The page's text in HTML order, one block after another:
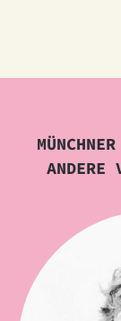
ANDERE